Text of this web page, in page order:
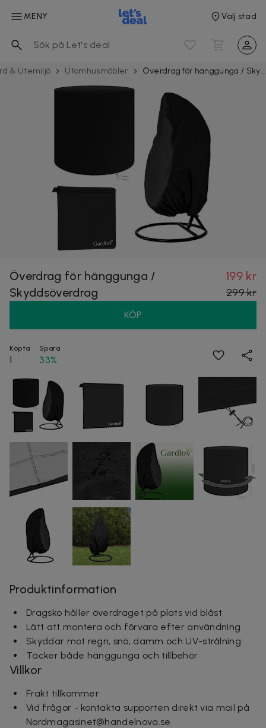
MENY Välj stad
& Utemiljö Utomhusmöbler Överdrag för hänggunga / Skyddsöverdrag
Överdrag för hänggunga /
Skyddsöverdrag
199 kr
299 kr
KÖP
Köpta
1
Spara
33%
Produktinformation
Dragsko håller överdraget på plats vid blåst
Lätt att montera och förvara efter användning
Skyddar mot regn, snö, damm och UV-strålning
Täcker både hänggunga och tillbehör
Villkor
Frakt tillkommer
Vid frågor - kontakta supporten direkt via mail på
Nordmagasinet@handelnova.se